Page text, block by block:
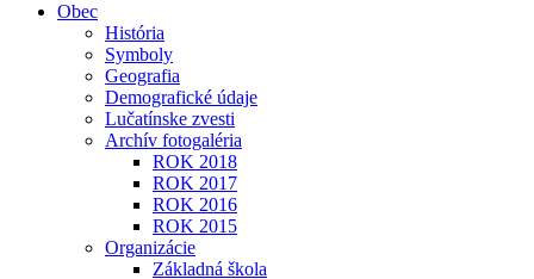
Obec
História
Symboly
Geografia
Demografické údaje
Lučatínske zvesti
Archív fotogaléria
ROK 2018
ROK 2017
ROK 2016
ROK 2015
Organizácie
Základná škola